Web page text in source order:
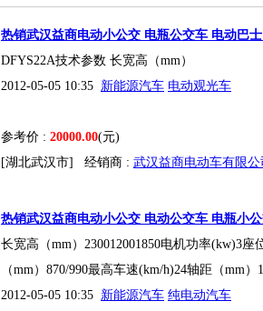
热销武汉益商电动小公交 电瓶公交车 电动巴
DFYS22A技术参数 长宽高（mm）
2012-05-05 10:35 新能源汽车 电动观光车
参考价 : 20000.00(元)
[湖北武汉市]
经销商 : 武汉益商电动车有限公
热销武汉益商电动小公交 电动公交车 电瓶小
长宽高（mm）230012001850电机功率(kw)3
（mm）870/990最高车速(km/h)24轴距（mm
2012-05-05 10:35 新能源汽车 纯电动汽车